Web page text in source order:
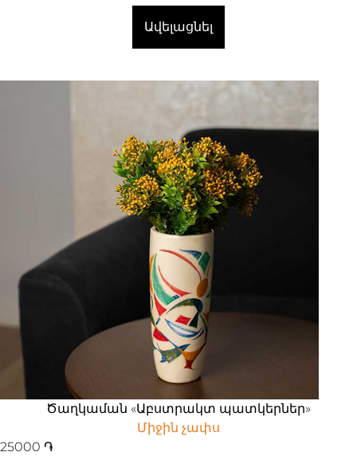
Ավելացնել
Ծաղկաման «Աբստրակտ պատկերներ»
Միջին չափս
25000 ֏